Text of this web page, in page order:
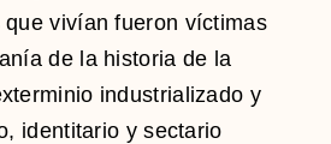
vivían fueron víctimas
de la historia de la
industrializado y
identitario y sectario